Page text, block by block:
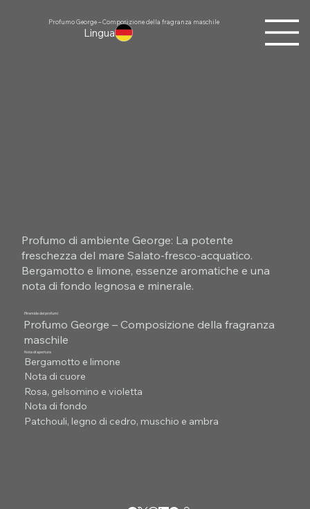
Lingua
Profumo George – Composizione della fragranza maschile
Profumo di ambiente George: La potente
freschezza del mare Salato-fresco-acquatico.
Bergamotto e limone, essenze aromatiche e una
nota di fondo legnosa e minerale.
Piramide dei profumi
Profumo George – Composizione della fragranza
maschile
Nota di apertura
Bergamotto e limone
Nota di cuore
Rosa, gelsomino e violetta
Nota di fondo
Patchouli, legno di cedro, muschio e ambra